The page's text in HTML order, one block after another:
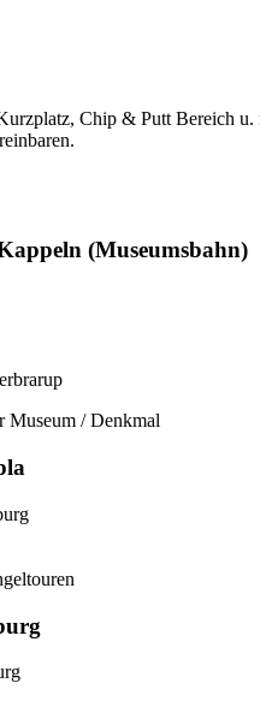
Chip & Putt Bereich u.
(Museumsbahn)
Museum / Denkmal